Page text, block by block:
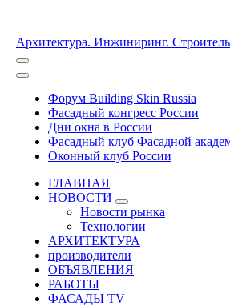
Архитектура. Инжиниринг.
Форум Building Skin Russia
Фасадный конгресс России
Дни окна в России
Фасадный клуб Фасадной
Оконный клуб России
ГЛАВНАЯ
НОВОСТИ
Новости рынка
Технологии
АРХИТЕКТУРА
производители
ОБЪЯВЛЕНИЯ
РАБОТЫ
ФАСАДЫ TV